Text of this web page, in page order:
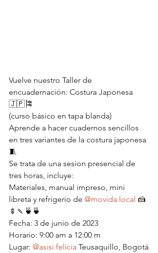
Vuelve nuestro Taller de
encuadernación: Costura Japonesa
🇯🇵🎏
(curso básico en tapa blanda)
Aprende a hacer cuadernos sencillos
en tres variantes de la costura japonesa
🧵
Se trata de una sesion presencial de
tres horas, incluye:
Materiales, manual impreso, mini
libreta y refrigerio de @movida.local 🍰
🍢🍡🍵🍵
Fecha: 3 de junio de 2023
Horario: 9:00 am a 12:00 m
Lugar: @asisi.felicia Teusaquillo, Bogotá